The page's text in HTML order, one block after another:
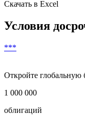
Скачать в Excel
Условия
***
Откройте глобальную
1 000 000
облигаций